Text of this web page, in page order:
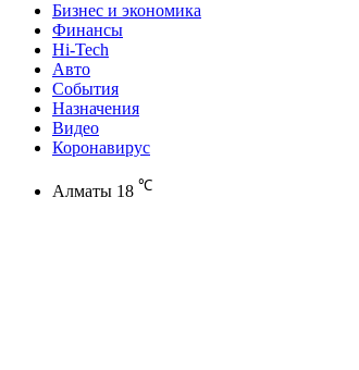
Бизнес и экономика
Финансы
Hi-Tech
Авто
События
Назначения
Видео
Коронавирус
Алматы 18 ℃